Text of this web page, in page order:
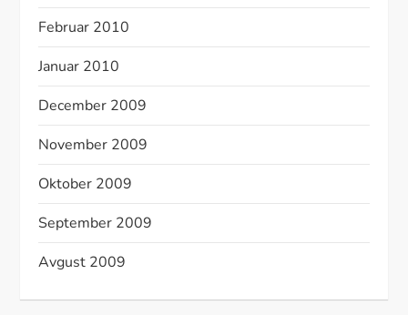
Februar 2010
Januar 2010
December 2009
November 2009
Oktober 2009
September 2009
Avgust 2009